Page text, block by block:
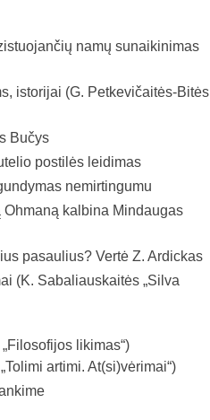
namų sunaikinimas
istorijai (G. Petkevičaitės-Bitės
Bučys
postilės leidimas
nemirtingumu
Ohmaną kalbina Mindaugas
pasaulius? Vertė Z. Ardickas
(K. Sabaliauskaitės „Silva
likimas“)
artimi. At(si)vėrimai“)